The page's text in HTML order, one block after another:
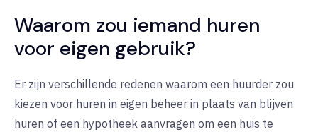
Waarom zou iemand huren
voor eigen gebruik?
Er zijn verschillende redenen waarom een huurder zou
kiezen voor huren in eigen beheer in plaats van blijven
huren of een hypotheek aanvragen om een huis te